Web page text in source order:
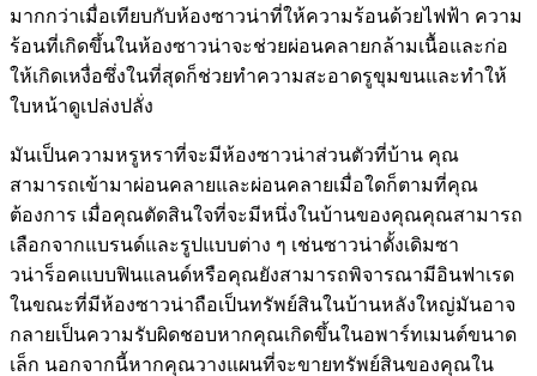
มากกว่าเมื่อเทียบกับห้องซาวน่าที่ให้ความร้อนด้วยไฟฟ้า ความ
ร้อนที่เกิดขึ้นในห้องซาวน่าจะช่วยผ่อนคลายกล้ามเนื้อและก่อ
ให้เกิดเหงื่อซึ่งในที่สุดก็ช่วยทำความสะอาดรูขุมขนและทำให้
ใบหน้าดูเปล่งปลั่ง
มันเป็นความหรูหราที่จะมีห้องซาวน่าส่วนตัวที่บ้าน คุณ
สามารถเข้ามาผ่อนคลายและผ่อนคลายเมื่อใดก็ตามที่คุณ
ต้องการ เมื่อคุณตัดสินใจที่จะมีหนึ่งในบ้านของคุณคุณสามารถ
เลือกจากแบรนด์และรูปแบบต่าง ๆ เช่นซาวน่าดั้งเดิมซา
วน่าร็อคแบบฟินแลนด์หรือคุณยังสามารถพิจารณามีอินฟาเรด
ในขณะที่มีห้องซาวน่าถือเป็นทรัพย์สินในบ้านหลังใหญ่มันอาจ
กลายเป็นความรับผิดชอบหากคุณเกิดขึ้นในอพาร์ทเมนต์ขนาด
เล็ก นอกจากนี้หากคุณวางแผนที่จะขายทรัพย์สินของคุณใน